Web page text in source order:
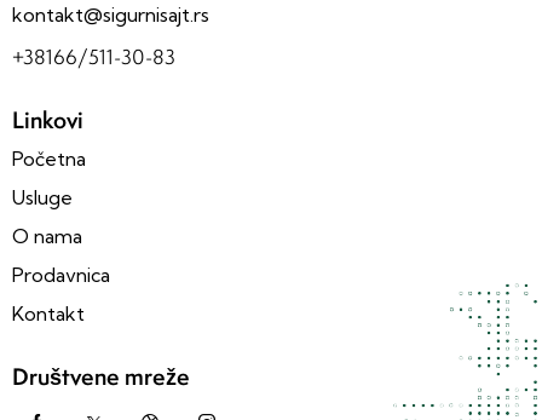
kontakt@sigurnisajt.rs
+38166/511-30-83
Linkovi
Početna
Usluge
O nama
Prodavnica
Kontakt
Društvene mreže